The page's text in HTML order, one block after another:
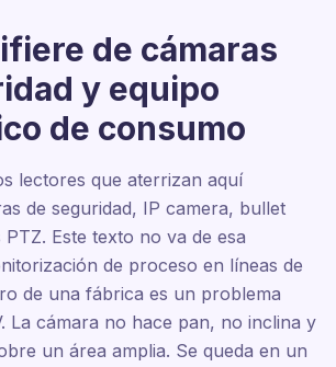
de cámaras
y equipo
de consumo
lectores que aterrizan aquí
de seguridad, IP camera, bullet
Este texto no va de esa
de proceso en líneas de
de una fábrica es un problema
La cámara no hace pan, no inclina y
un área amplia. Se queda en un